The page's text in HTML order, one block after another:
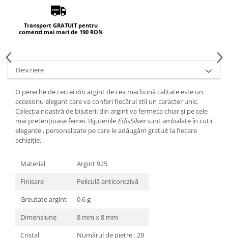
Transport GRATUIT pentru
comenzi mai mari de 190 RON
Descriere
O pereche de cercei din argint de cea mai bună calitate este un
accesoriu elegant care va conferi fiecărui stil un caracter unic.
Colecția noastră de bijuterii din argint va fermeca chiar și pe cele
mai pretențioase femei. Bijuteriile EdisSilversunt ambalate în cutii
elegante , personalizate pe care le adăugăm gratuit la fiecare
achiziție.
Material
Argint 925
Finisare
Peliculă anticorozivă
Greutate argint
0.6 g
Dimensiune
8 mm x 8 mm
Cristal
Numărul de pietre : 28